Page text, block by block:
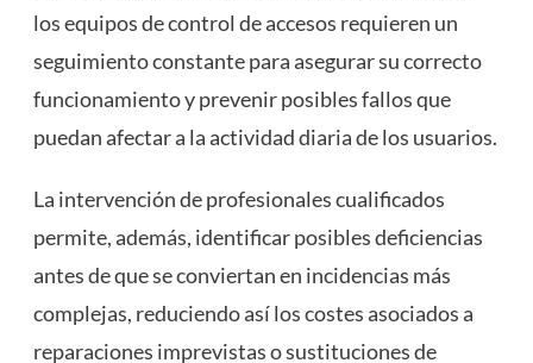
los equipos de control de accesos requieren un
seguimiento constante para asegurar su correcto
funcionamiento y prevenir posibles fallos que
puedan afectar a la actividad diaria de los usuarios.
La intervención de profesionales cualificados
permite, además, identificar posibles deficiencias
antes de que se conviertan en incidencias más
complejas, reduciendo así los costes asociados a
reparaciones imprevistas o sustituciones de